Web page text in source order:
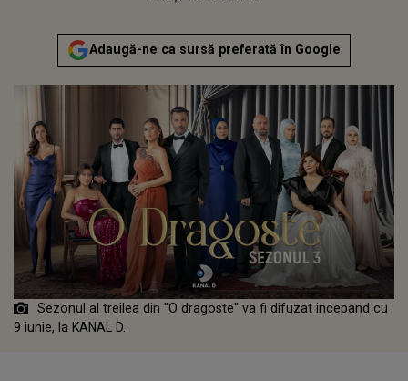
Adaugă-ne ca sursă preferată în Google
Sezonul al treilea din "O dragoste" va fi difuzat incepand cu
9 iunie, la KANAL D.